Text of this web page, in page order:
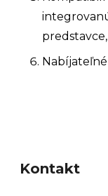
Kontakt